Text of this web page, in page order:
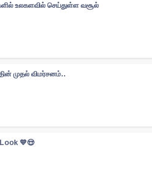
உலகளவில் செய்துள்ள வசூல்
முதல் விமர்சனம்..
💙😍